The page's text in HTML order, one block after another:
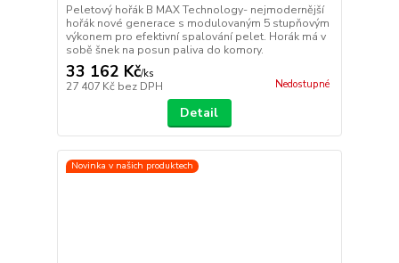
Peletový hořák B MAX Technology- nejmodernější
hořák nové generace s modulovaným 5 stupňovým
výkonem pro efektivní spalování pelet. Horák má v
sobě šnek na posun paliva do komory.
33 162 Kč/ks
27 407 Kč bez DPH Nedostupné
Detail
Novinka v našich produktech